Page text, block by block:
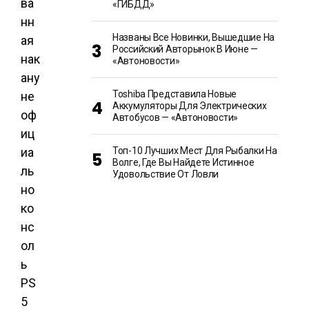
ва
нн
ая
нак
ану
не
оф
иц
иа
ль
но
ко
нс
ол
ь
PS
5
«ГИБДД»
Названы Все Новинки, Вышедшие На
Российский Авторынок В Июне —
«Автоновости»
Toshiba Представила Новые
Аккумуляторы Для Электрических
Автобусов — «Автоновости»
Топ-10 Лучших Мест Для Рыбалки На
Волге, Где Вы Найдете Истинное
Удовольствие От Ловли